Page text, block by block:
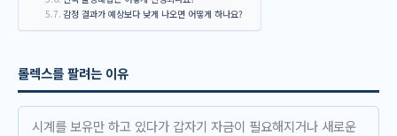
감정 결과가 예상보다 낮게 나오면 어떻게 하나요?
롤렉스를 팔려는 이유
시계를 보유만 하고 있다가 갑자기 자금이 필요해지거나 새로운